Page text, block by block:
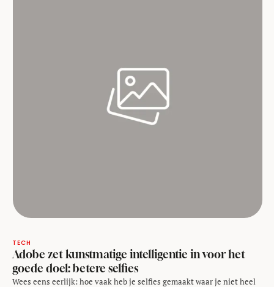
TECH
Adobe zet kunstmatige intelligentie in voor het
goede doel: betere selfies
Wees eens eerlijk: hoe vaak heb je selfies gemaakt waar je niet heel